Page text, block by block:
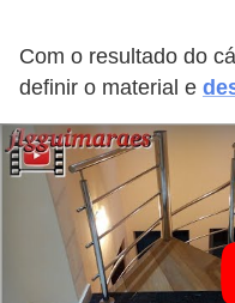
Com o resultado do
definir o material e